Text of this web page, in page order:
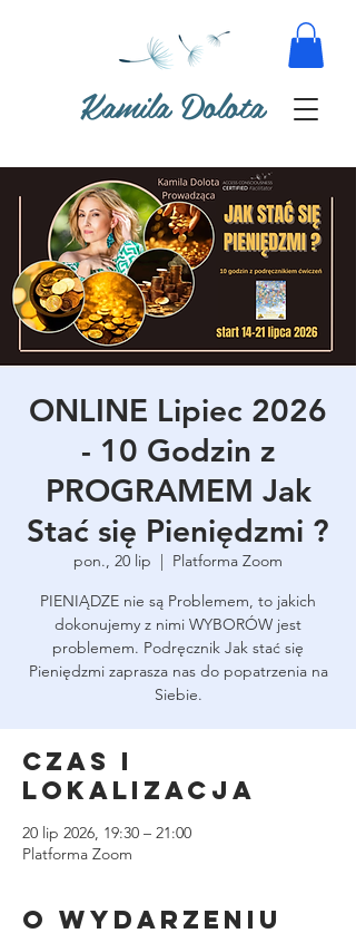
Kamila Dolota
ONLINE Lipiec 2026
- 10 Godzin z
PROGRAMEM Jak
Stać się Pieniędzmi ?
pon., 20 lip
  |
Platforma Zoom
PIENIĄDZE nie są Problemem, to jakich
dokonujemy z nimi WYBORÓW jest
problemem. Podręcznik Jak stać się
Pieniędzmi zaprasza nas do popatrzenia na
Siebie.
Czas i
lokalizacja
20 lip 2026, 19:30 – 21:00
Platforma Zoom
O wydarzeniu